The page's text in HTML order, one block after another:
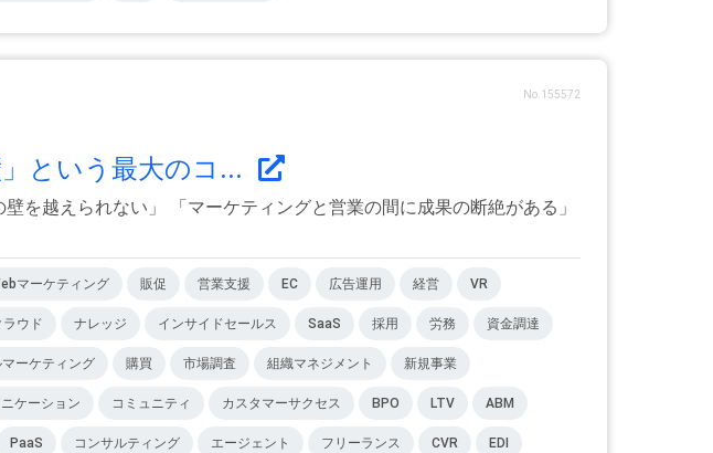
No.155572
という最大のコ...
を越えられない」 「マーケティングと営業の間に成果の断絶がある」
マーケティング 販促 営業支援 EC 広告運用 経営 VR
ラウド ナレッジ インサイドセールス SaaS 採用 労務 資金調達
ーケティング 購買 市場調査 組織マネジメント 新規事業
ケーション コミュニティ カスタマーサクセス BPO LTV ABM
PaaS コンサルティング エージェント フリーランス CVR EDI